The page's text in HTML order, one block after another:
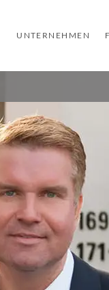
UNTERNEHMEN